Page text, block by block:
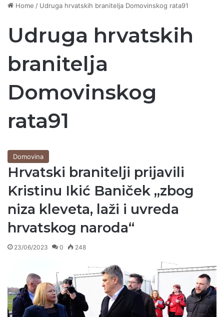
Home / Udruga hrvatskih branitelja Domovinskog rata91
Udruga hrvatskih
branitelja
Domovinskog
rata91
Domovina
Hrvatski branitelji prijavili
Kristinu Ikić Baniček „zbog
niza kleveta, laži i uvreda
hrvatskog naroda“
23/06/2023 0 248